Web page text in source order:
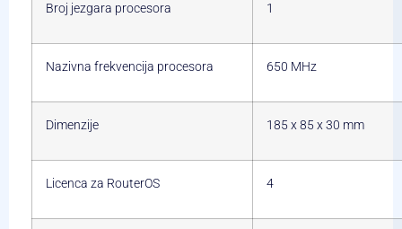
Broj jezgara procesora 1
Nazivna frekvencija procesora 650 MHz
Dimenzije 185 x 85 x 30 mm
Licenca za RouterOS 4